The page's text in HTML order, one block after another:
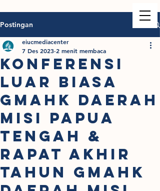
Postingan
KONFERENSI
LUAR BIASA
GMAHK DAERAH
MISI PAPUA
TENGAH &
RAPAT AKHIR
TAHUN GMAHK
eiucmediacenter
7 Des 2023 2 menit membaca